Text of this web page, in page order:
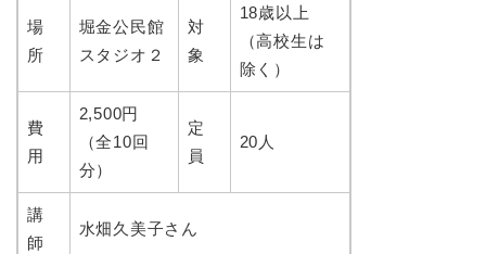
場
所
堀金公民館
スタジオ２
対
象
18歳以上
（高校生は
除く）
費
用
2,500円
（全10回
分）
定
員
20人
講
師
水畑久美子さん